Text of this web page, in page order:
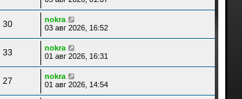
30
nokra
03 авг 2026, 16:52
33
nokra
01 авг 2026, 16:31
27
nokra
01 авг 2026, 14:54